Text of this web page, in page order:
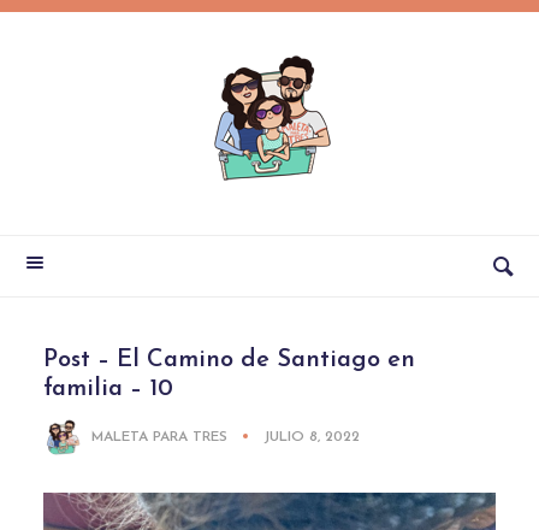
Post – El Camino de Santiago en
familia – 10
MALETA PARA TRES JULIO 8, 2022